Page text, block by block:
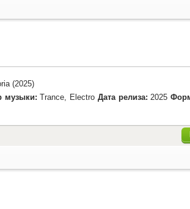
музыки: Trance, Electro Дата релиза: 2025